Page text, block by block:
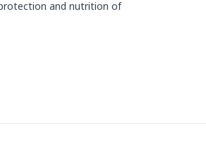
and nutrition of